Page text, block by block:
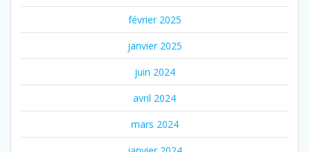
février 2025
janvier 2025
juin 2024
avril 2024
mars 2024